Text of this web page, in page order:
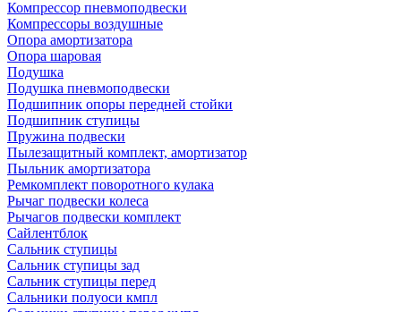
Компрессор пневмоподвески
Компрессоры воздушные
Опора амортизатора
Опора шаровая
Подушка
Подушка пневмоподвески
Подшипник опоры передней стойки
Подшипник ступицы
Пружина подвески
Пылезащитный комплект, амортизатор
Пыльник амортизатора
Ремкомплект поворотного кулака
Рычаг подвески колеса
Рычагов подвески комплект
Сайлентблок
Сальник ступицы
Сальник ступицы зад
Сальник ступицы перед
Сальники полуоси кмпл